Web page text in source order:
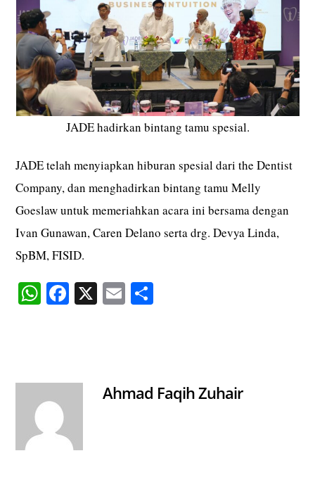
JADE hadirkan bintang tamu spesial.
JADE telah menyiapkan hiburan spesial dari the Dentist
Company, dan menghadirkan bintang tamu Melly
Goeslaw untuk memeriahkan acara ini bersama dengan
Ivan Gunawan, Caren Delano serta drg. Devya Linda,
SpBM, FISID.
W
pp
Fa X E
Ahmad Faqih Zuhair